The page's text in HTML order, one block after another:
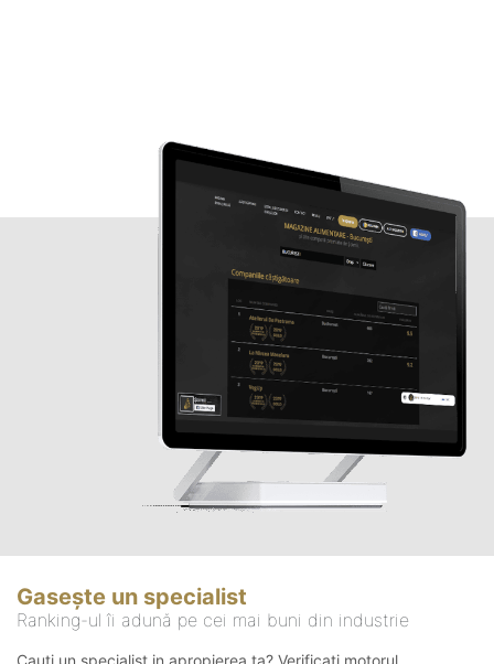
Gasește un specialist
Ranking-ul îi adună pe cei mai buni din industrie
Cauți un specialist in apropierea ta? Verificați motorul